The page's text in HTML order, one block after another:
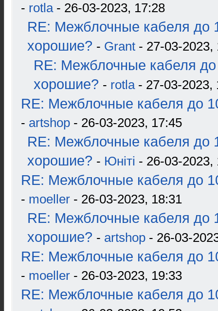
- rotla- 26-03-2023, 17:28
RE: Межблочные кабеля до
хорошие? - Grant - 27-03-2023,
RE: Межблочные кабеля до
хорошие? - rotla- 27-03-2023,
RE: Межблочные кабеля до
- artshop - 26-03-2023, 17:45
RE: Межблочные кабеля до
хорошие? - Юнiтi - 26-03-2023,
RE: Межблочные кабеля до
- moeller - 26-03-2023, 18:31
RE: Межблочные кабеля до
хорошие? - artshop - 26-03-
RE: Межблочные кабеля до
- moeller - 26-03-2023, 19:33
RE: Межблочные кабеля до